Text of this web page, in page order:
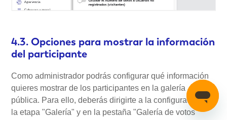
4.3. Opciones para mostrar la información
del participante
Como administrador podrás configurar qué información
quieres mostrar de los participantes en la galería
pública. Para ello, deberás dirigirte a la configuración de
la etapa "Galería" y en la pestaña "Galería de votos"